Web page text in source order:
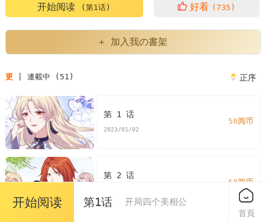
开始阅读 (第1话) 好看 (735)
+ 加入我の書架
更| 連載中 (51) 正序
第 1 话
2023/01/02
58阅币
第 2 话
58阅币
开始阅读 第1话 开局四个美相公
首頁